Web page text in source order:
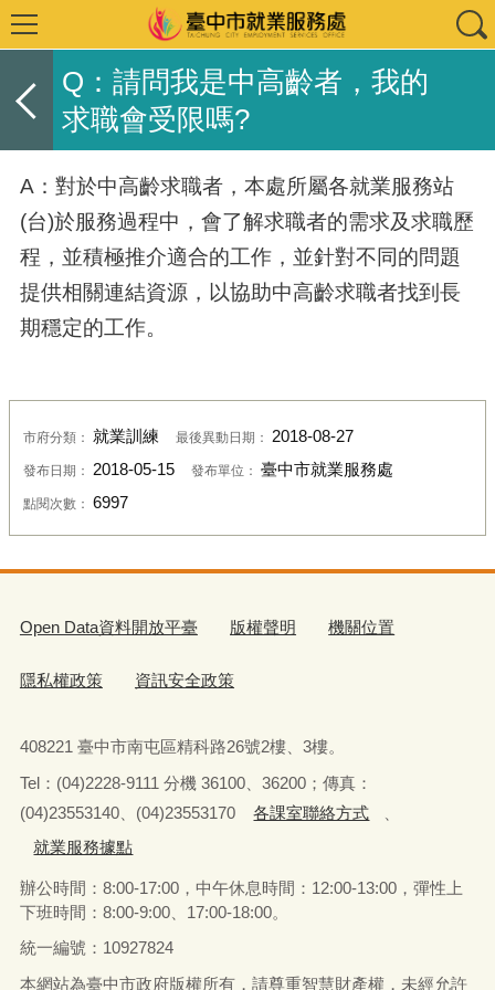
Q：請問我是中高齡者，我的
求職會受限嗎?
A：對於中高齡求職者，本處所屬各就業服務站
(台)於服務過程中，會了解求職者的需求及求職歷
程，並積極推介適合的工作，並針對不同的問題
提供相關連結資源，以協助中高齡求職者找到長
期穩定的工作。
市府分類： 就業訓練 最後異動日期： 2018-08-27
發布日期： 2018-05-15 發布單位： 臺中市就業服務處
點閱次數： 6997
Open Data資料開放平臺 版權聲明 機關位置
隱私權政策 資訊安全政策
408221 臺中市南屯區精科路26號2樓、3樓。
Tel： (04)2228-9111 分機 36100、36200；傳真：
(04)23553140、(04)23553170
各課室聯絡方式
就業服務據點
辦公時間：8:00-17:00，中午休息時間：12:00-13:00， 彈性上
下班時間：8:00-9:00、17:00-18:00。
統一編號：10927824
本網站為臺中市政府版權所有，請尊重智慧財產權，未經允許